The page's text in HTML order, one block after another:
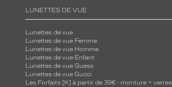
LUNETTES DE VUE
Lunettes de vue
Lunettes de vue Femme
Lunettes de vue Homme
Lunettes de vue Enfant
Lunettes de vue Guess
Lunettes de vue Gucci
Les Forfaits [K] à partir de 39€ - monture + verres